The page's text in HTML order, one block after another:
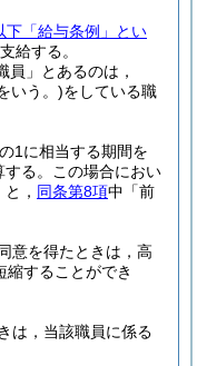
下「給与条例」とい
給する。
員」とあるのは，
いう。)をしている職
1に相当する期間を
る。
この場合におい
， 同条第8項中「前
意を得たときは，高
縮することができ
は，当該職員に係る